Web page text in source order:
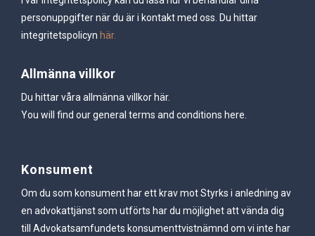
personuppgifter när du är i kontakt med oss. Du hittar
integritetspolicyn här.
Allmänna villkor
Du hittar våra allmänna villkor här.
You will find our general terms and conditions here.
Konsument
Om du som konsument har ett krav mot Styrks i anledning av
en advokattjänst som utförts har du möjlighet att vända dig
till Advokatsamfundets konsumenttvistnämnd om vi inte har